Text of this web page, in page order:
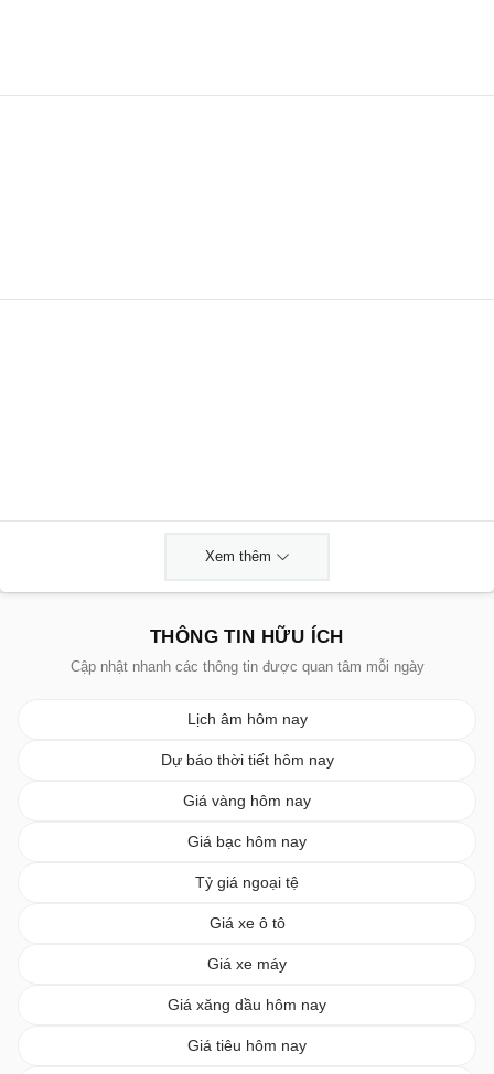
Xem thêm
THÔNG TIN HỮU ÍCH
Cập nhật nhanh các thông tin được quan tâm mỗi ngày
Lịch âm hôm nay
Dự báo thời tiết hôm nay
Giá vàng hôm nay
Giá bạc hôm nay
Tỷ giá ngoại tệ
Giá xe ô tô
Giá xe máy
Giá xăng dầu hôm nay
Giá tiêu hôm nay